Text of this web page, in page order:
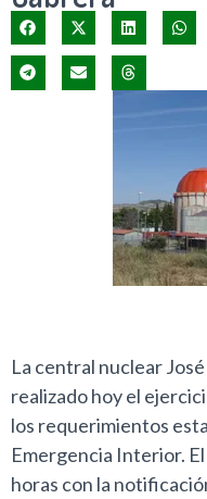
La central nuclear
realizado hoy el
los requerimientos
Emergencia Interior.
horas con la